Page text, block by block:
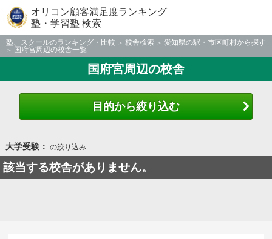
オリコン顧客満足度ランキング
塾・学習塾 検索
塾、スクールのランキング・比較 校舎検索
愛知県の駅・市区町村から探す
国府宮周辺の校舎一覧
国府宮周辺の校舎
目的から絞り込む
大学受験： の絞り込み
該当する校舎がありません。